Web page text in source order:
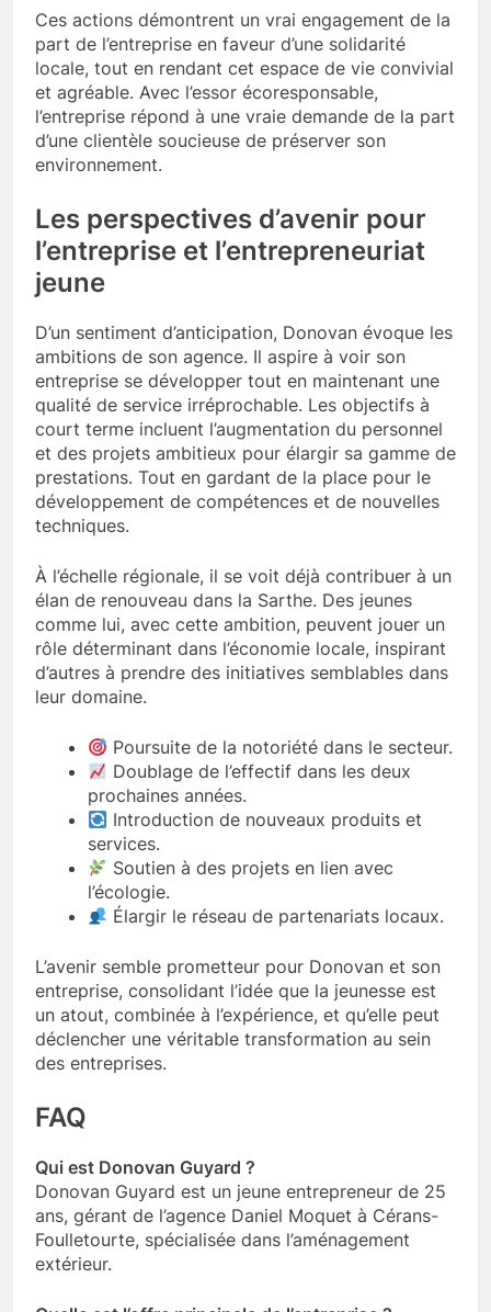
Ces actions démontrent un vrai engagement de la
part de l’entreprise en faveur d’une solidarité
locale, tout en rendant cet espace de vie convivial
et agréable. Avec l’essor écoresponsable,
l’entreprise répond à une vraie demande de la part
d’une clientèle soucieuse de préserver son
environnement.
Les perspectives d’avenir pour
l’entreprise et l’entrepreneuriat
jeune
D’un sentiment d’anticipation, Donovan évoque les
ambitions de son agence. Il aspire à voir son
entreprise se développer tout en maintenant une
qualité de service irréprochable. Les objectifs à
court terme incluent l’augmentation du personnel
et des projets ambitieux pour élargir sa gamme de
prestations. Tout en gardant de la place pour le
développement de compétences et de nouvelles
techniques.
À l’échelle régionale, il se voit déjà contribuer à un
élan de renouveau dans la Sarthe. Des jeunes
comme lui, avec cette ambition, peuvent jouer un
rôle déterminant dans l’économie locale, inspirant
d’autres à prendre des initiatives semblables dans
leur domaine.
Poursuite de la notoriété dans le secteur.
Doublage de l’effectif dans les deux
prochaines années.
Introduction de nouveaux produits et
services.
Soutien à des projets en lien avec
l’écologie.
Élargir le réseau de partenariats locaux.
L’avenir semble prometteur pour Donovan et son
entreprise, consolidant l’idée que la jeunesse est
un atout, combinée à l’expérience, et qu’elle peut
déclencher une véritable transformation au sein
des entreprises.
FAQ
Qui est Donovan Guyard ?
Donovan Guyard est un jeune entrepreneur de 25
ans, gérant de l’agence Daniel Moquet à Cérans-
Foulletourte, spécialisée dans l’aménagement
extérieur.